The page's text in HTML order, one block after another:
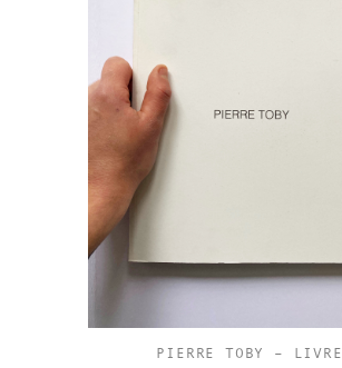
PIERRE TOBY – LIVRE